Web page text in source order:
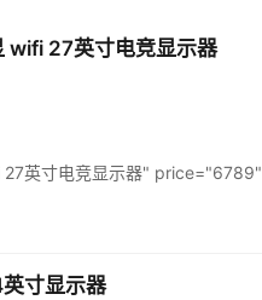
wifi 27英寸电竞显示器
27英寸电竞显示器" price="6789"
寸显示器